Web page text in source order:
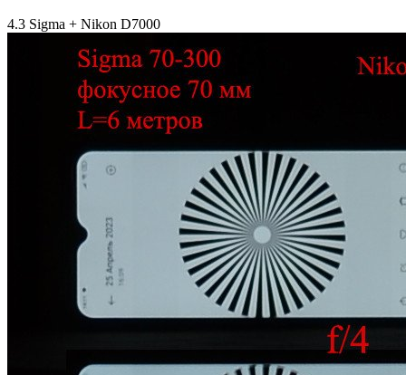
4.3 Sigma + Nikon D7000